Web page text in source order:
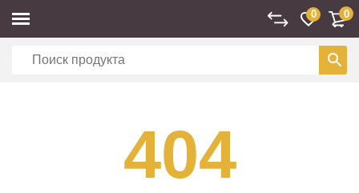
0 0
404